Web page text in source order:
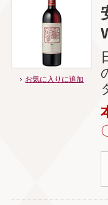
お気に入りに追加